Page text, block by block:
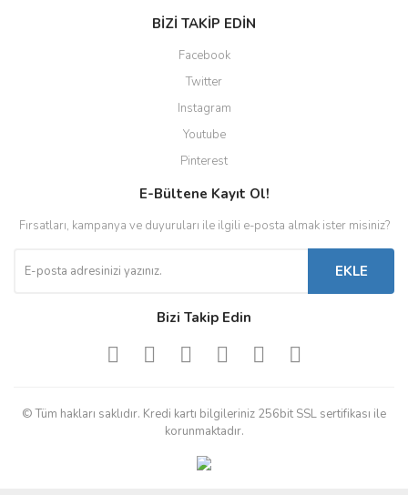
BİZİ TAKİP EDİN
Facebook
Twitter
Instagram
Youtube
Pinterest
E-Bültene Kayıt Ol!
Fırsatları, kampanya ve duyuruları ile ilgili e-posta almak ister misiniz?
EKLE
Bizi Takip Edin
© Tüm hakları saklıdır. Kredi kartı bilgileriniz 256bit SSL sertifikası ile
korunmaktadır.